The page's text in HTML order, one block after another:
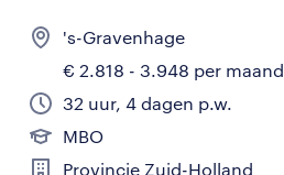
's-Gravenhage
€ 2.818 - 3.948 per maand
32 uur, 4 dagen p.w.
MBO
Provincie Zuid-Holland